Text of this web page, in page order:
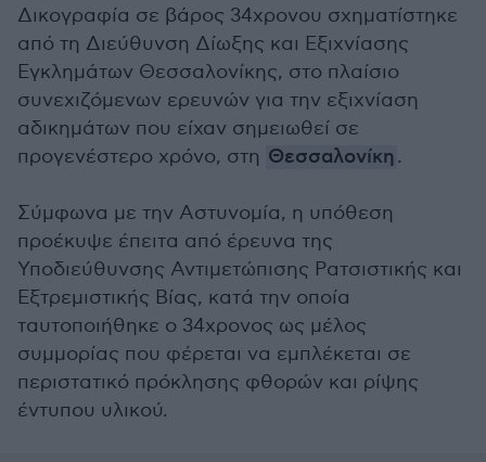
Δικογραφία σε βάρος 34χρονου σχηματίστηκε
από τη Διεύθυνση Δίωξης και Εξιχνίασης
Εγκλημάτων Θεσσαλονίκης, στο πλαίσιο
συνεχιζόμενων ερευνών για την εξιχνίαση
αδικημάτων που είχαν σημειωθεί σε
προγενέστερο χρόνο, στη Θεσσαλονίκη.
Σύμφωνα με την Αστυνομία, η υπόθεση
προέκυψε έπειτα από έρευνα της
Υποδιεύθυνσης Αντιμετώπισης Ρατσιστικής και
Εξτρεμιστικής Βίας, κατά την οποία
ταυτοποιήθηκε ο 34χρονος ως μέλος
συμμορίας που φέρεται να εμπλέκεται σε
περιστατικό πρόκλησης φθορών και ρίψης
έντυπου υλικού.